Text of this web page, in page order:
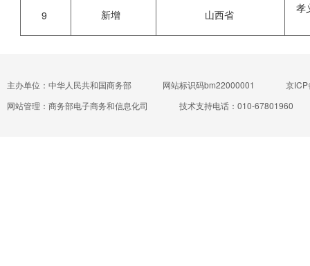
9 新增 山西省 孝
主办单位：中华人民共和国商务部 网站标识码bm22000001
京
网站管理：商务部电子商务和信息化司
技术支持电话：010-67801960